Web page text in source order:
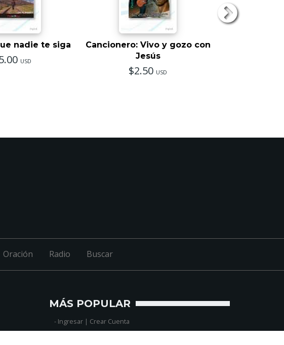
nadie te siga
USD
Cancionero: Vivo y gozo con
Jesús
$2.50 USD
Oración Radio Buscar
MÁS POPULAR
- Ingresar | Crear Cuenta